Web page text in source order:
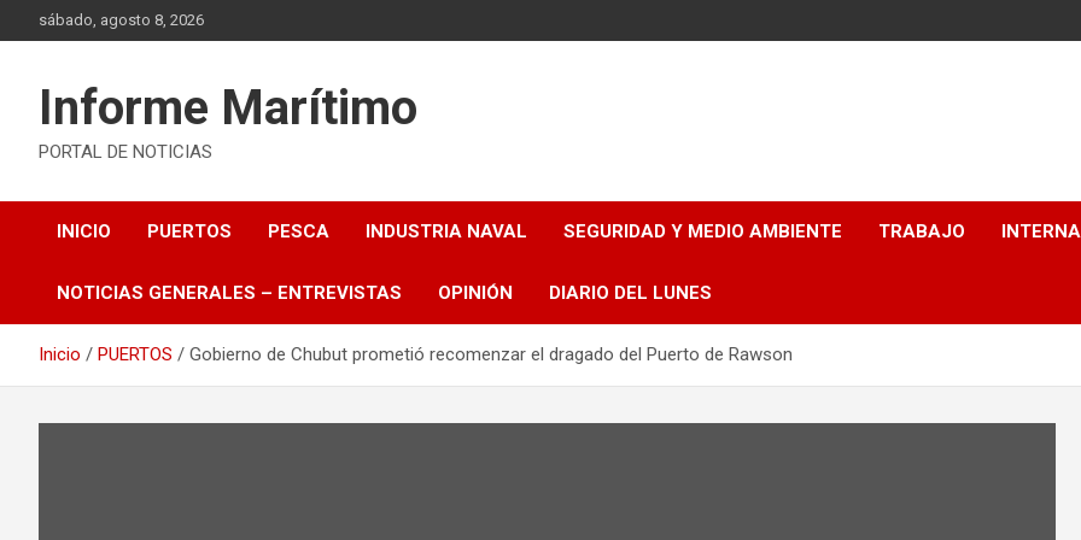
al
sábado, agosto 8, 2026
Informe Marítimo
PORTAL DE NOTICIAS
INICIO PUERTOS PESCA INDUSTRIA NAVAL SEGURIDAD Y MEDIO AMBIENTE TRABAJO
NOTICIAS GENERALES – ENTREVISTAS OPINIÓN DIARIO DEL LUNES
Inicio PUERTOS Gobierno de Chubut prometió recomenzar el dragado del Puerto de Rawson